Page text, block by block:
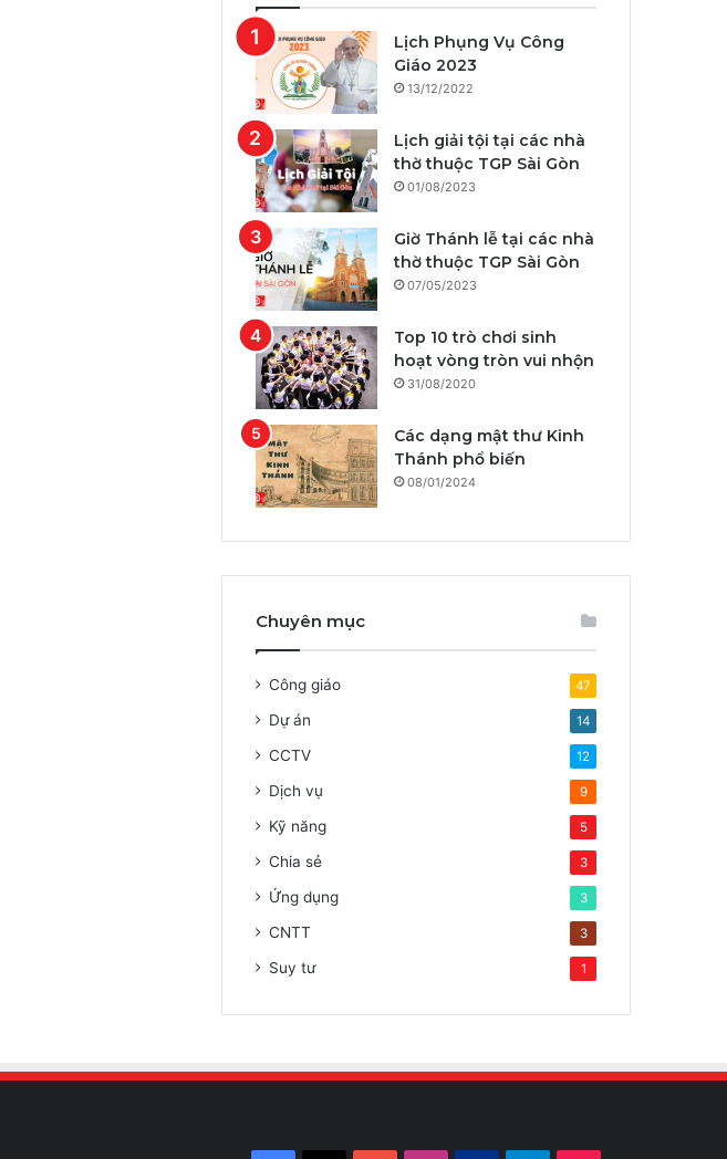
Lịch Phụng Vụ Công
Giáo 2023
13/12/2022
Lịch giải tội tại các nhà
thờ thuộc TGP Sài Gòn
01/08/2023
Giờ Thánh lễ tại các nhà
thờ thuộc TGP Sài Gòn
07/05/2023
Top 10 trò chơi sinh
hoạt vòng tròn vui nhộn
31/08/2020
Các dạng mật thư Kinh
Thánh phổ biến
08/01/2024
Chuyên mục
Công giáo 47
Dự án 14
CCTV 12
Dịch vụ 9
Kỹ năng 5
Chia sẻ 3
Ứng dụng 3
CNTT 3
Suy tư 1